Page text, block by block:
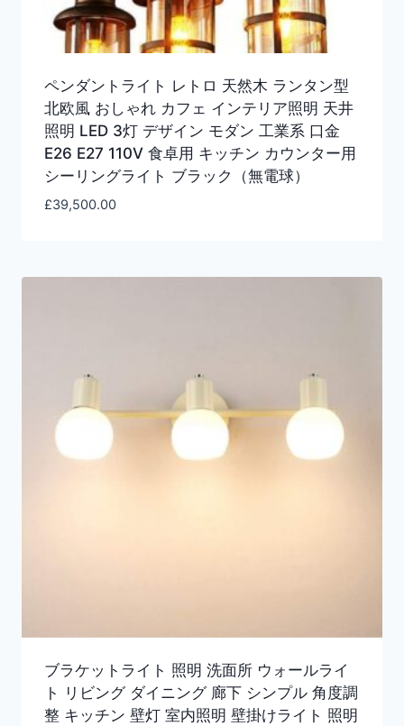
ペンダントライト レトロ 天然木 ランタン型
北欧風 おしゃれ カフェ インテリア照明 天井
照明 LED 3灯 デザイン モダン 工業系 口金
E26 E27 110V 食卓用 キッチン カウンター用
シーリングライト ブラック（無電球）
£39,500.00
ブラケットライト 照明 洗面所 ウォールライ
ト リビング ダイニング 廊下 シンプル 角度調
整 キッチン 壁灯 室内照明 壁掛けライト 照明